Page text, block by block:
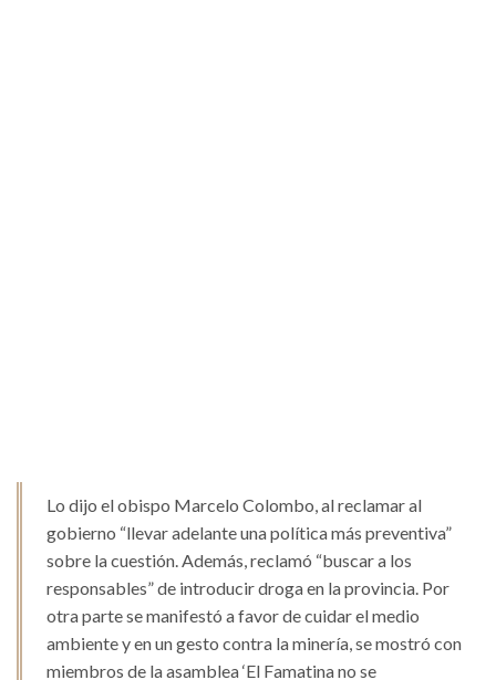
Lo dijo el obispo Marcelo Colombo, al reclamar al
gobierno “llevar adelante una política más preventiva”
sobre la cuestión. Además, reclamó “buscar a los
responsables” de introducir droga en la provincia. Por
otra parte se manifestó a favor de cuidar el medio
ambiente y en un gesto contra la minería, se mostró con
miembros de la asamblea ‘El Famatina no se